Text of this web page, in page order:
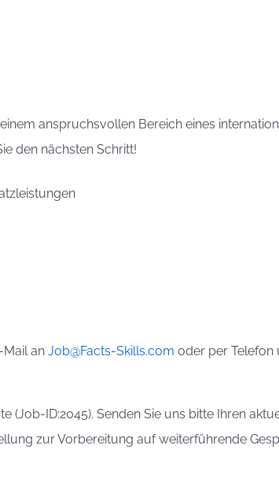
anspruchsvollen Bereich eines
den nächsten Schritt!
Mail an Job@Facts-Skills.com oder per Telefon
ID:2045). Senden Sie uns bitte Ihren
zur Vorbereitung auf weiterführende